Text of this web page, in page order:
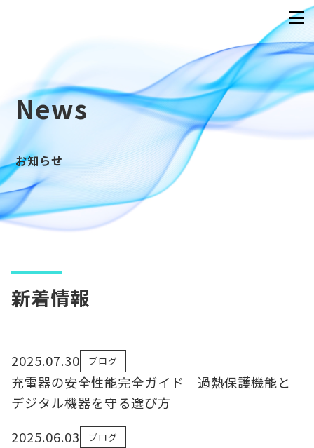
News
お知らせ
新着情報
2025.07.30 ブログ
充電器の安全性能完全ガイド｜過熱保護機能と
デジタル機器を守る選び方
2025.06.03
ブログ